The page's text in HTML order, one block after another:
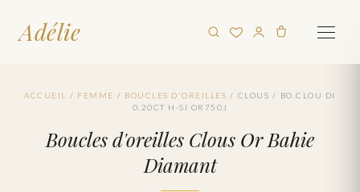
Adélie
ACCUEIL / FEMME / BOUCLES D'OREILLES / CLOUS / BO.CLOU DI
0.20CT H-SI OR750J
Boucles d'oreilles Clous Or Bahie
Diamant